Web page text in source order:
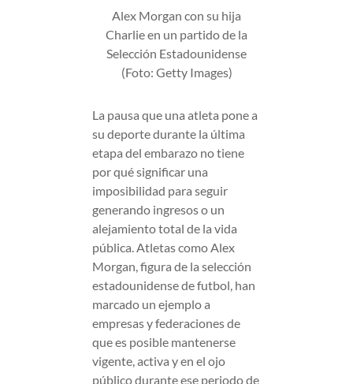
Alex Morgan con su hija
Charlie en un partido de la
Selección Estadounidense
(Foto: Getty Images)
La pausa que una atleta pone a
su deporte durante la última
etapa del embarazo no tiene
por qué significar una
imposibilidad para seguir
generando ingresos o un
alejamiento total de la vida
pública. Atletas como Alex
Morgan, figura de la selección
estadounidense de futbol, han
marcado un ejemplo a
empresas y federaciones de
que es posible mantenerse
vigente, activa y en el ojo
público durante ese periodo de